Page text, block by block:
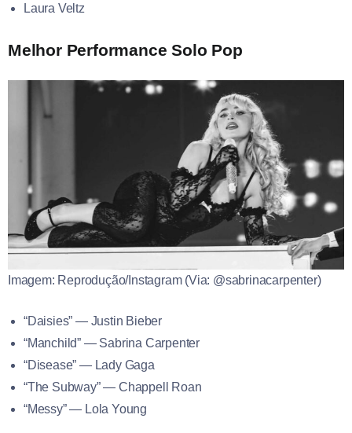
Laura Veltz
Melhor Performance Solo Pop
Imagem: Reprodução/Instagram (Via: @sabrinacarpenter)
“Daisies” — Justin Bieber
“Manchild” — Sabrina Carpenter
“Disease” — Lady Gaga
“The Subway” — Chappell Roan
“Messy” — Lola Young